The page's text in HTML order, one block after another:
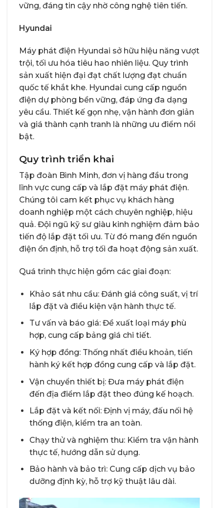
vững, đáng tin cậy nhờ công nghệ tiên tiến.
Hyundai
Máy phát điện Hyundai sở hữu hiệu năng vượt
trội, tối ưu hóa tiêu hao nhiên liệu. Quy trình
sản xuất hiện đại đạt chất lượng đạt chuẩn
quốc tế khắt khe. Hyundai cung cấp nguồn
điện dự phòng bền vững, đáp ứng đa dạng
yêu cầu. Thiết kế gọn nhẹ, vận hành đơn giản
và giá thành cạnh tranh là những ưu điểm nổi
bật.
Quy trình triển khai
Tập đoàn Bình Minh, đơn vị hàng đầu trong
lĩnh vực cung cấp và lắp đặt máy phát điện.
Chúng tôi cam kết phục vụ khách hàng
doanh nghiệp một cách chuyên nghiệp, hiệu
quả. Đội ngũ kỹ sư giàu kinh nghiệm đảm bảo
tiến độ lắp đặt tối ưu. Từ đó mang đến nguồn
điện ổn định, hỗ trợ tối đa hoạt động sản xuất.
Quá trình thực hiện gồm các giai đoạn:
Khảo sát nhu cầu: Đánh giá công suất, vị trí
lắp đặt và điều kiện vận hành thực tế.
Tư vấn và báo giá: Đề xuất loại máy phù
hợp, cung cấp bảng giá chi tiết.
Ký hợp đồng: Thống nhất điều khoản, tiến
hành ký kết hợp đồng cung cấp và lắp đặt.
Vận chuyển thiết bị: Đưa máy phát điện
đến địa điểm lắp đặt theo đúng kế hoạch.
Lắp đặt và kết nối: Định vị máy, đấu nối hệ
thống điện, kiểm tra an toàn.
Chạy thử và nghiệm thu: Kiểm tra vận hành
thực tế, hướng dẫn sử dụng.
Bảo hành và bảo trì: Cung cấp dịch vụ bảo
dưỡng định kỳ, hỗ trợ kỹ thuật lâu dài.